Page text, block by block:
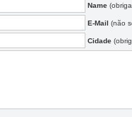
Name
E-Mail (não
Cidade